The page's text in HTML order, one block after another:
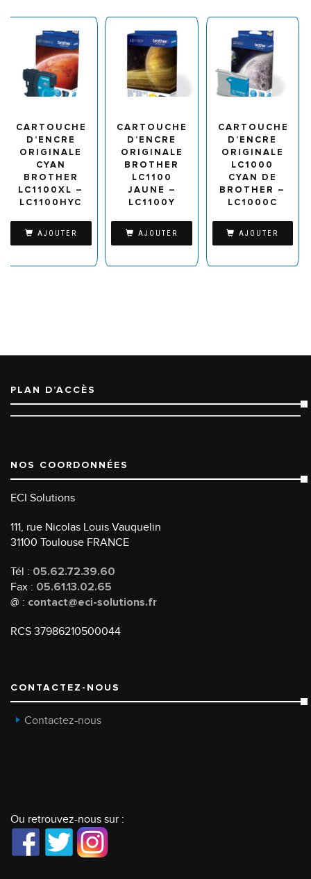
CARTOUCHE
D’ENCRE
ORIGINALE
CYAN
BROTHER
LC1100XL –
LC1100HYC
AJOUTER
CARTOUCHE
D’ENCRE
ORIGINALE
BROTHER
LC1100
JAUNE –
LC1100Y
AJOUTER
CARTOUCHE
D’ENCRE
ORIGINALE
LC1000
CYAN DE
BROTHER –
LC1000C
AJOUTER
PLAN D’ACCÈS
NOS COORDONNÉES
ECI Solutions
111, rue Nicolas Louis Vauquelin
31100 Toulouse FRANCE
Tél : 05.62.72.39.60
Fax : 05.61.13.02.65
@ : contact@eci-solutions.fr
RCS 37986210500044
CONTACTEZ-NOUS
Contactez-nous
Ou retrouvez-nous sur :